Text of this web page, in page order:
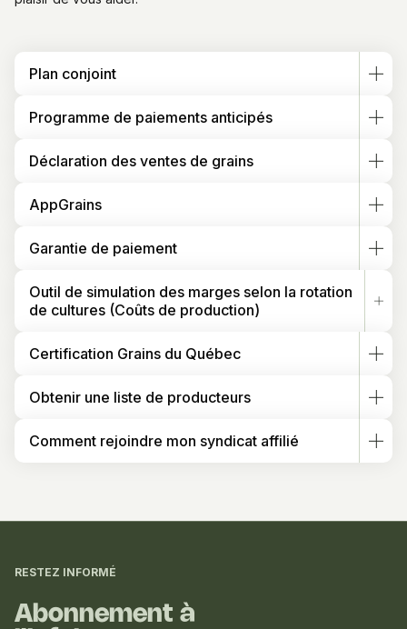
Plan conjoint
Programme de paiements anticipés
Déclaration des ventes de grains
AppGrains
Garantie de paiement
Outil de simulation des marges selon la rotation
de cultures (Coûts de production)
Certification Grains du Québec
Obtenir une liste de producteurs
Comment rejoindre mon syndicat affilié
complémentaires
RESTEZ INFORMÉ
Abonnement à